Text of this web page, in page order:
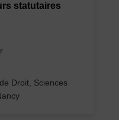
statutaires
Droit, Sciences